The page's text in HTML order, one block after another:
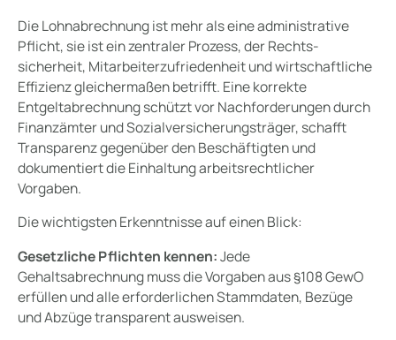
Die Lohnabrechnung ist mehr als eine administrative
Pflicht, sie ist ein zentraler Prozess, der Rechts­
sicherheit, Mitarbeiterzufriedenheit und wirtschaftliche
Effizienz gleichermaßen betrifft. Eine korrekte
Entgeltabrechnung schützt vor Nachforderungen durch
Finanzämter und Sozialversicherungsträger, schafft
Transparenz gegenüber den Beschäftigten und
dokumentiert die Einhaltung arbeitsrechtlicher
Vorgaben.
Die wichtigsten Erkenntnisse auf einen Blick:
Gesetzliche Pflichten kennen:Jede
Gehaltsabrechnung muss die Vorgaben aus §108 GewO
erfüllen und alle erforderlichen Stammdaten, Bezüge
und Abzüge transparent ausweisen.